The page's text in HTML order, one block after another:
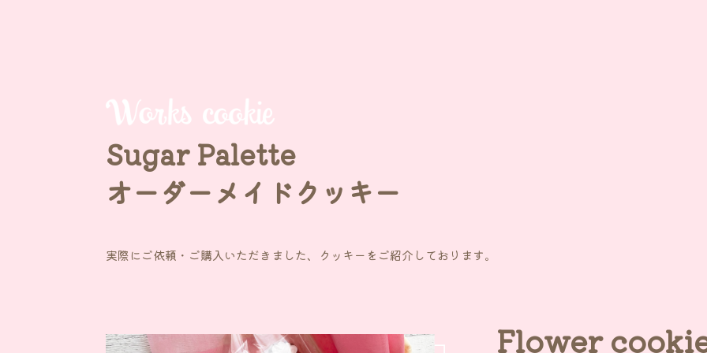
Sugar Palette
オーダーメイドクッキー
実際にご依頼・ご購入いただきました、 クッキーをご紹介しております。
Flower